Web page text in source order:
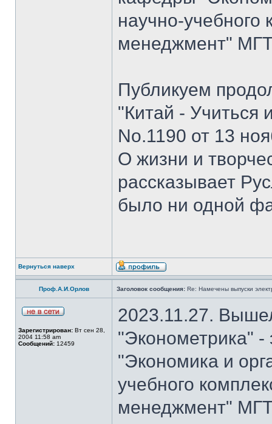
научно-
менеджмент"
Публикуем
"Китай - Учиться
No.1190 от 13
О жизни и
рассказывает
было ни одной
Вернуться наверх
Проф.А.И.Орлов Заголовок сообщения: Re: Намечены выпуски
Зарегистрирован: Вт сен 28,
2004 11:58 am
Сообщений: 12459
2023.11.27.
"Эконометрика" -
"Экономика и
учебного
менеджмент"